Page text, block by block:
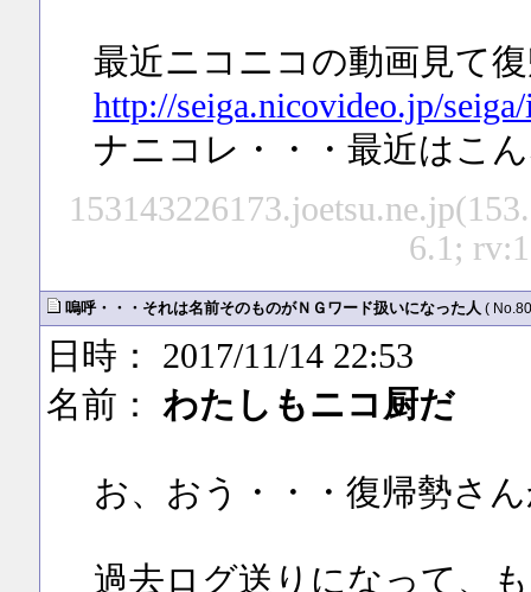
最近ニコニコの動画見て
http://seiga.nicovideo.jp/
ナニコレ・・・最近はこ
6.1;
嗚呼・・・それは名前そのものがＮＧワード扱いになった人 (
日時： 2017/11/14 22:53
名前： わたしもニコ厨だ
お、おう・・・復帰勢さ
過去ログ送りになって、